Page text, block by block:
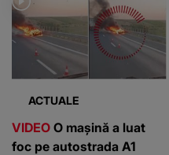
ACTUALE
VIDEO O mașină a luat
foc pe autostrada A1